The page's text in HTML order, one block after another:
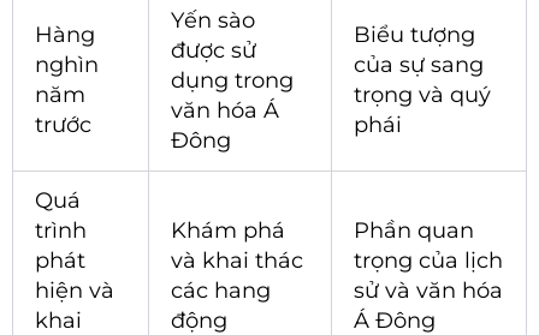
Hàng
nghìn
năm
trước
Yến sào
được sử
dụng trong
văn hóa Á
Đông
Biểu tượng
của sự sang
trọng và quý
phái
Quá
trình
phát
hiện và
khai
Khám phá
và khai thác
các hang
động
Phần quan
trọng của lịch
sử và văn hóa
Á Đông